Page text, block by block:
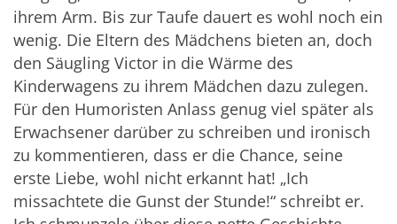
ihrem Arm. Bis zur Taufe dauert es wohl noch ein
wenig. Die Eltern des Mädchens bieten an, doch
den Säugling Victor in die Wärme des
Kinderwagens zu ihrem Mädchen dazu zulegen.
Für den Humoristen Anlass genug viel später als
Erwachsener darüber zu schreiben und ironisch
zu kommentieren, dass er die Chance, seine
erste Liebe, wohl nicht erkannt hat! „Ich
missachtete die Gunst der Stunde!“ schreibt er.